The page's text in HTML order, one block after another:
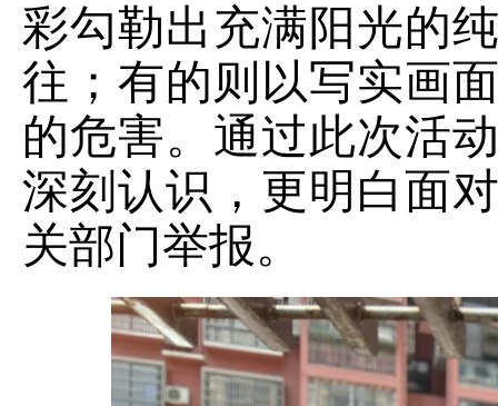
彩勾勒出充满阳光的
往；有的则以写实画
的危害。通过此次活
深刻认识，更明 白面
关部门举报。